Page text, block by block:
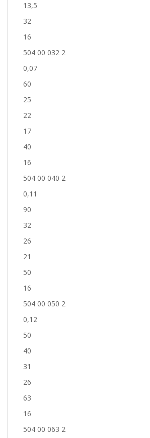
13,5
32
16
504 00 032 2
0,07
60
25
22
17
40
16
504 00 040 2
0,11
90
32
26
21
50
16
504 00 050 2
0,12
50
40
31
26
63
16
504 00 063 2